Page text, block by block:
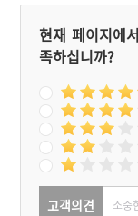
현재 페이지에
족하십니까?
고객의견